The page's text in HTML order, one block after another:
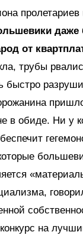
даже
от
трубы
быстро
в обиде. Ни у
конкурс на